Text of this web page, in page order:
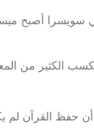
سويسرا أصبح
الكثير من
حفظ القرآن لم